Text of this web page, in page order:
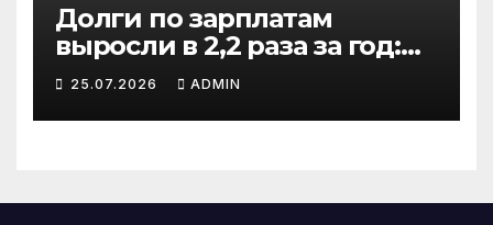
Долги по зарплатам
выросли в 2,2 раза за год:
кто в зоне риска
25.07.2026 ADMIN